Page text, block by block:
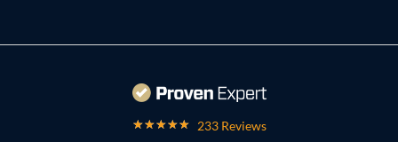
233 Reviews